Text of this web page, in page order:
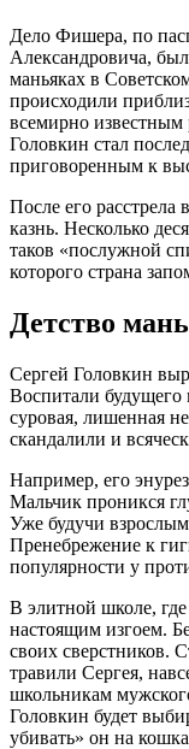
Дело Фишера, по
Александровича,
маньяках в
происходили
всемирно известным
Головкин стал
приговоренным к
После его
казнь. Несколько
таков «послужной
которого страна
Детство
Сергей Головкин
Воспитали будущего
суровая, лишенная
скандалили и
Например, его
Мальчик проникся
Уже будучи
Пренебрежение к
популярности у
В элитной школе,
настоящим изгоем.
своих сверстников.
травили Сергея,
школьникам
Головкин будет
убивать» он на